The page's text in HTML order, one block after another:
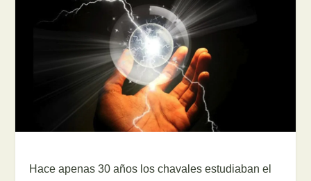
Hace apenas 30 años los chavales estudiaban el